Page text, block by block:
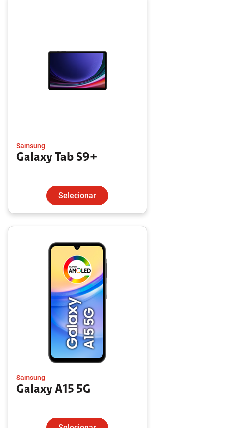
Samsung
Galaxy Tab S9+
Selecionar
Samsung
Galaxy A15 5G